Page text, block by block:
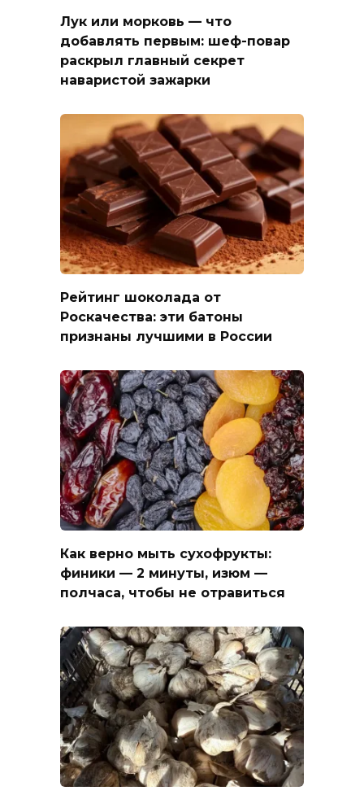
Лук или морковь — что
добавлять первым: шеф-повар
раскрыл главный секрет
наваристой зажарки
Рейтинг шоколада от
Роскачества: эти батоны
признаны лучшими в России
Как верно мыть сухофрукты:
финики — 2 минуты, изюм —
полчаса, чтобы не отравиться